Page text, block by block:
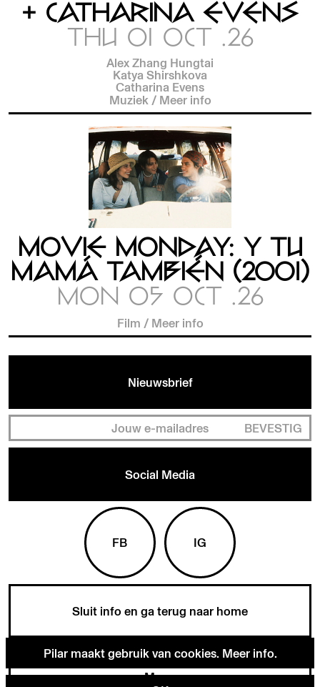
Menu
+ CATHARINA EVENS
THU 01 OCT .26
Alex Zhang Hungtai
Katya Shirshkova
Catharina Evens
Muziek /Meer info
MOVIE MONDAY: Y TU
MAMÁ TAMBIÉN (2001)
MON 05 OCT .26
Film /Meer info
Nieuwsbrief
BEVESTIG
Social Media
FB IG
Sluit info en ga terug naar home
Pilar maakt gebruik van cookies. Meer info.